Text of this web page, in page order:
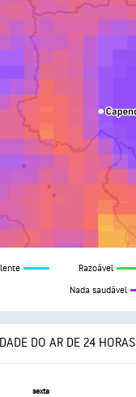
Razoável
Nada saudável
DO AR DE 24 HORAS
sexta